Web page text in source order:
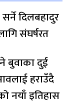
दिलबहादुर
संघर्षरत
बुवाका दुई
हराउँदै
नयाँ इतिहास